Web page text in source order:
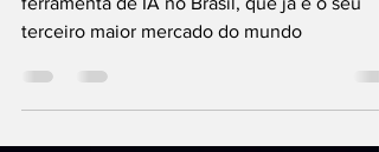
Medida amplia ainda mais a visibilidade da
ferramenta de IA no Brasil, que já é o seu